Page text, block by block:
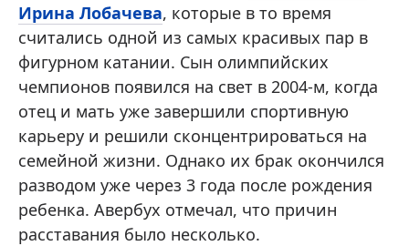
Ирина Лобачева, которые в то время
считались одной из самых красивых пар в
фигурном катании. Сын олимпийских
чемпионов появился на свет в 2004-м, когда
отец и мать уже завершили спортивную
карьеру и решили сконцентрироваться на
семейной жизни. Однако их брак окончился
разводом уже через 3 года после рождения
ребенка. Авербух отмечал, что причин
расставания было несколько.